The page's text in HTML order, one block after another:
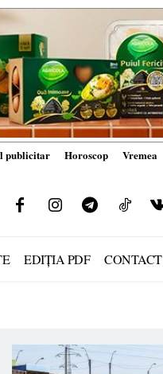
publicitar Horoscop Vremea
EDIȚIA PDF CONTACT